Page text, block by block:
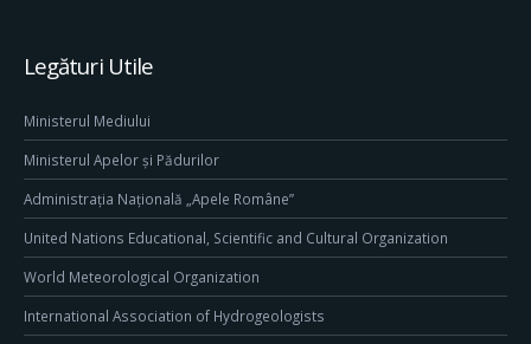
Legături Utile
Ministerul Mediului
Ministerul Apelor și Pădurilor
Administrația Națională „Apele Române”
United Nations Educational, Scientific and Cultural Organization
World Meteorological Organization
International Association of Hydrogeologists